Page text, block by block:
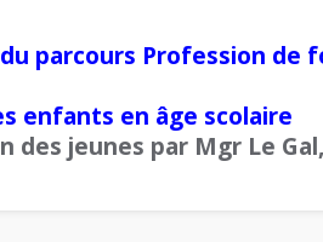
parcours Profession de
enfants en âge scolaire
des jeunes par Mgr Le